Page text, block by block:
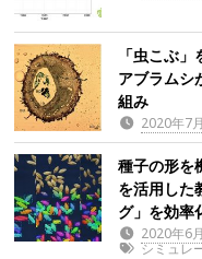
「虫こぶ
アブラムシ
組み
2020年7
種子の形を
を活用した
グ」を効率
2020年6
シミュレ